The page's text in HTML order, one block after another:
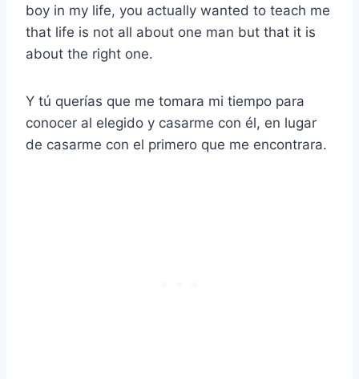
boy in my life, you actually wanted to teach me
that life is not all about one man but that it is
about the right one.
Y tú querías que me tomara mi tiempo para
conocer al elegido y casarme con él, en lugar
de casarme con el primero que me encontrara.